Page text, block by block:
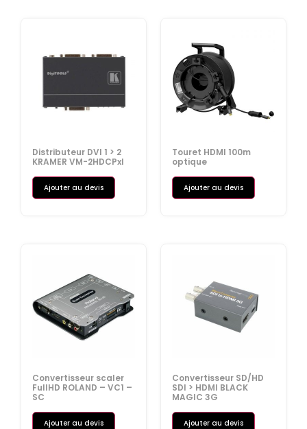
Distributeur DVI 1 > 2
KRAMER VM-2HDCPxl
Ajouter au devis
Touret HDMI 100m
optique
Ajouter au devis
Convertisseur scaler
FullHD ROLAND – VC1 –
SC
Ajouter au devis
Convertisseur SD/HD
SDI > HDMI BLACK
MAGIC 3G
Ajouter au devis